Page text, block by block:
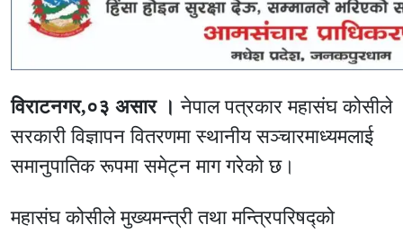
विराटनगर,०३ असार । नेपाल पत्रकार महासंघ कोसीले
सरकारी विज्ञापन वितरणमा स्थानीय सञ्चारमाध्यमलाई
समानुपातिक रूपमा समेट्न माग गरेको छ।
महासंघ कोसीले मुख्यमन्त्री तथा मन्त्रिपरिषद्को